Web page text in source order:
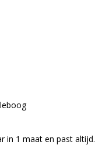
in 1 maat en past altijd.